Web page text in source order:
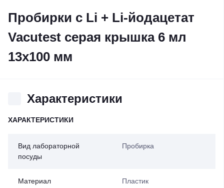
Пробирки c Li + Li-йодацетат
Vacutest серая крышка 6 мл
13х100 мм
Характеристики
ХАРАКТЕРИСТИКИ
Вид лабораторной
посуды
Пробирка
Материал Пластик